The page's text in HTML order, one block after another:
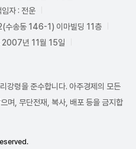
자 : 전운
수송동 146-1) 이마빌딩 11층
2007년 11월 15일
강령을 준수합니다. 아주경제의 모든
며, 무단전재, 복사, 배포 등을 금지합